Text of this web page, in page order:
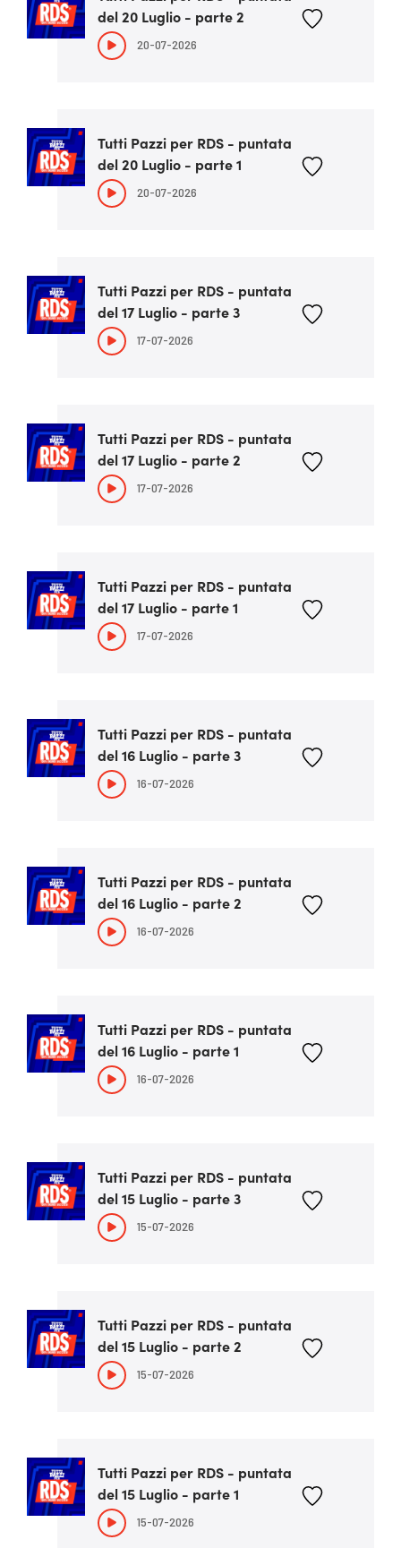
del 20 Luglio - parte 2
20-07-2026
Tutti Pazzi per RDS - puntata
del 20 Luglio - parte 1
20-07-2026
Tutti Pazzi per RDS - puntata
del 17 Luglio - parte 3
17-07-2026
Tutti Pazzi per RDS - puntata
del 17 Luglio - parte 2
17-07-2026
Tutti Pazzi per RDS - puntata
del 17 Luglio - parte 1
17-07-2026
Tutti Pazzi per RDS - puntata
del 16 Luglio - parte 3
16-07-2026
Tutti Pazzi per RDS - puntata
del 16 Luglio - parte 2
16-07-2026
Tutti Pazzi per RDS - puntata
del 16 Luglio - parte 1
16-07-2026
Tutti Pazzi per RDS - puntata
del 15 Luglio - parte 3
15-07-2026
Tutti Pazzi per RDS - puntata
del 15 Luglio - parte 2
15-07-2026
Tutti Pazzi per RDS - puntata
del 15 Luglio - parte 1
15-07-2026